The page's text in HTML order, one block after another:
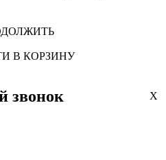
В КОРЗИНУ
звонок X